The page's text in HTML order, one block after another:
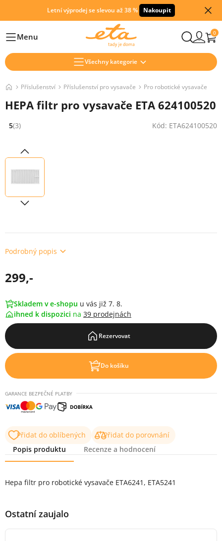
Letní výprodej se slevou až 38 % Nakoupit
HlavníMenu 0
Všechny kategorie
Příslušenství Příslušenství pro vysavače Pro robotické vysavače
HEPA filtr pro vysavače ETA 624100520
Hodnocení: 5 z 5 (3 recenzí)
5(3) Kód: ETA624100520
Podrobný popis
299,-
Skladem v e-shopu u vás již 7. 8.
ihned k dispozici na 39 prodejnách
Rezervovat
Do košíku
GARANCE BEZPEČNÉ PLATBY
Přidat do oblíbených
Přidat do porovnání
Popis produktu
Recenze a hodnocení
Hepa filtr pro robotické vysavače ETA6241, ETA5241
Ostatní zaujalo